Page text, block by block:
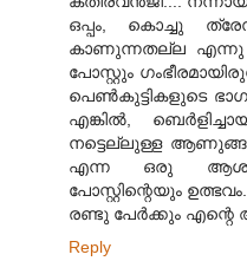
ഒപ്പം, കൊച്ചു
കാണുന്നതല്ല എന്നു
പോസ്റ്റും
പെണ്‍‌കുട്ടികളുടെ
എങ്കില്‍,
നട്ടെല്ലുള്ള
എന്ന ഒരു
പോസ്റ്റിന്റെയും
രണ്ടു പേര്‍ക്കും എന്റെ
Reply